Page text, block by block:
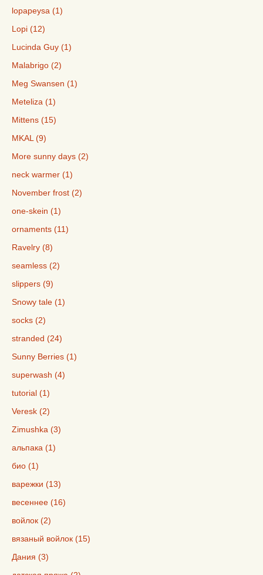
lopapeysa (1)
Lopi (12)
Lucinda Guy (1)
Malabrigo (2)
Meg Swansen (1)
Meteliza (1)
Mittens (15)
MKAL (9)
More sunny days (2)
neck warmer (1)
November frost (2)
one-skein (1)
ornaments (11)
Ravelry (8)
seamless (2)
slippers (9)
Snowy tale (1)
socks (2)
stranded (24)
Sunny Berries (1)
superwash (4)
tutorial (1)
Veresk (2)
Zimushka (3)
альпака (1)
био (1)
варежки (13)
весеннее (16)
войлок (2)
вязаный войлок (15)
Дания (3)